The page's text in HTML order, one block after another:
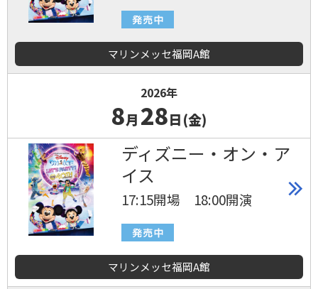
マリンメッセ福岡A館
2026年
8月 28日(金)
ディズニー・オン・ア
イス
17:15開場 18:00開演
マリンメッセ福岡A館